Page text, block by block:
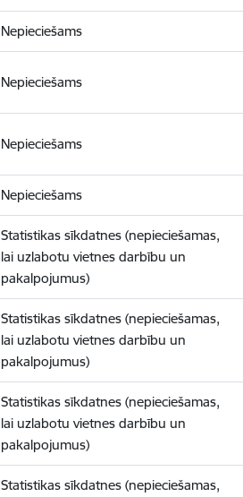
Nepieciešams
Nepieciešams
Nepieciešams
Nepieciešams
Statistikas sīkdatnes (nepieciešamas,
lai uzlabotu vietnes darbību un
pakalpojumus)
Statistikas sīkdatnes (nepieciešamas,
lai uzlabotu vietnes darbību un
pakalpojumus)
Statistikas sīkdatnes (nepieciešamas,
lai uzlabotu vietnes darbību un
pakalpojumus)
Statistikas sīkdatnes (nepieciešamas,